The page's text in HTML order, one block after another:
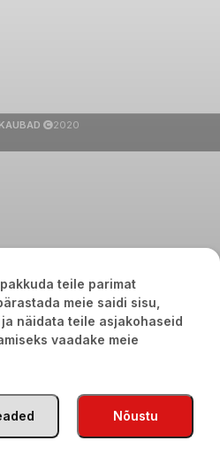
2020
teile parimat
meie saidi sisu,
näidata teile asjakohaseid
vaadake meie
Nõustu